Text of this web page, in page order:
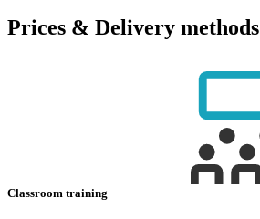
Prices & Delivery methods
Classroom training